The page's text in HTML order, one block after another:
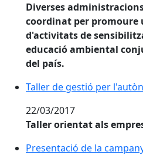
Diverses
coordinat per promoure
d'activitats de
educació ambiental
del país.
Taller de gestió per
Taller de gestió per
22/03/2017
Taller orientat als
Presentació de la
Presentació de la